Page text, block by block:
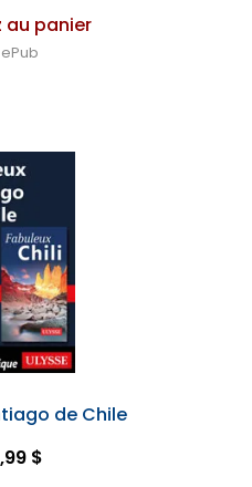
au panier
ePub
de Chile
$